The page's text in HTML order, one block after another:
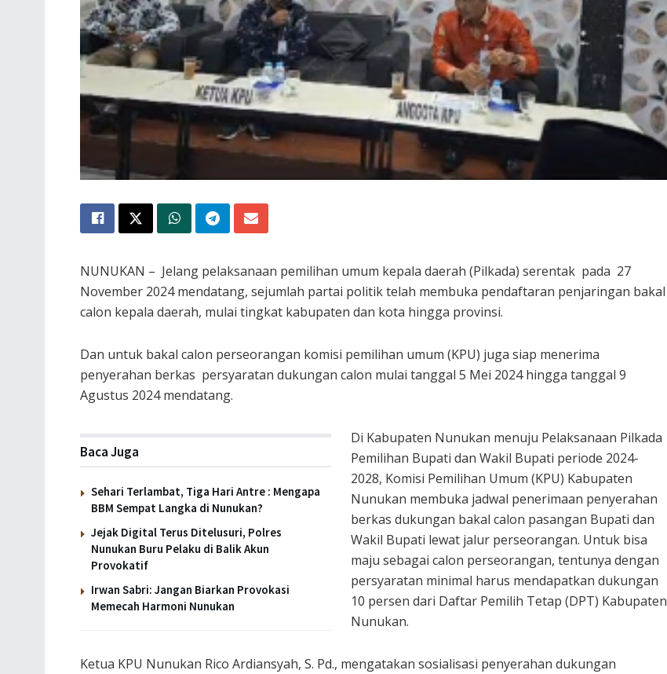
NUNUKAN – Jelang pelaksanaan pemilihan umum kepala daerah (Pilkada) serentak pada 27
November 2024 mendatang, sejumlah partai politik telah membuka pendaftaran penjaringan bakal
calon kepala daerah, mulai tingkat kabupaten dan kota hingga provinsi.
Dan untuk bakal calon perseorangan komisi pemilihan umum (KPU) juga siap menerima
penyerahan berkas persyaratan dukungan calon mulai tanggal 5 Mei 2024 hingga tanggal 9
Agustus 2024 mendatang.
Baca Juga
Sehari Terlambat, Tiga Hari Antre : Mengapa
BBM Sempat Langka di Nunukan?
Jejak Digital Terus Ditelusuri, Polres
Nunukan Buru Pelaku di Balik Akun
Provokatif
Irwan Sabri: Jangan Biarkan Provokasi
Memecah Harmoni Nunukan
Di Kabupaten Nunukan menuju Pelaksanaan Pilkada
Pemilihan Bupati dan Wakil Bupati periode 2024-
2028, Komisi Pemilihan Umum (KPU) Kabupaten
Nunukan membuka jadwal penerimaan penyerahan
berkas dukungan bakal calon pasangan Bupati dan
Wakil Bupati lewat jalur perseorangan. Untuk bisa
maju sebagai calon perseorangan, tentunya dengan
persyaratan minimal harus mendapatkan dukungan
10 persen dari Daftar Pemilih Tetap (DPT) Kabupaten
Nunukan.
Ketua KPU Nunukan Rico Ardiansyah, S. Pd., mengatakan sosialisasi penyerahan dukungan